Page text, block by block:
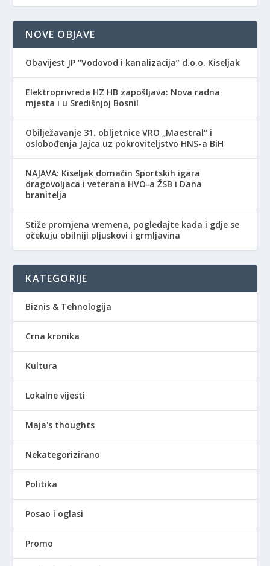
NOVE OBJAVE
Obavijest JP “Vodovod i kanalizacija” d.o.o. Kiseljak
Elektroprivreda HZ HB zapošljava: Nova radna
mjesta i u Središnjoj Bosni!
Obilježavanje 31. obljetnice VRO „Maestral“ i
oslobođenja Jajca uz pokroviteljstvo HNS-a BiH
NAJAVA: Kiseljak domaćin Sportskih igara
dragovoljaca i veterana HVO-a ŽSB i Dana
branitelja
Stiže promjena vremena, pogledajte kada i gdje se
očekuju obilniji pljuskovi i grmljavina
KATEGORIJE
Biznis & Tehnologija
Crna kronika
Kultura
Lokalne vijesti
Maja's thoughts
Nekategorizirano
Politika
Posao i oglasi
Promo